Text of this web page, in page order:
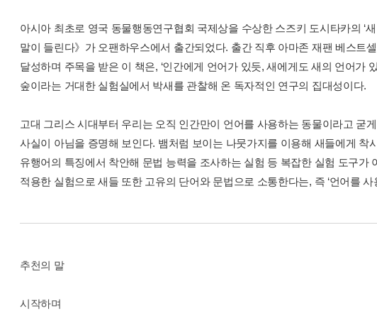
아시아 최초로 영국 동물행동연구협회 국제상을 수상한 스즈키 도시타카의 ‘
말이 들린다》가 오팬하우스에서 출간되었다. 출간 직후 아마존 재팬 베스트
달성하며 주목을 받은 이 책은, ‘인간에게 언어가 있듯, 새에게도 새의 언어가
숲이라는 거대한 실험실에서 박새를 관찰해 온 독자적인 연구의 집대성이다.
고대 그리스 시대부터 우리는 오직 인간만이 언어를 사용하는 동물이라고 굳
사실이 아님을 증명해 보인다. 뱀처럼 보이는 나뭇가지를 이용해 새들에게 착
유행어의 특징에서 착안해 문법 능력을 조사하는 실험 등 복잡한 실험 도구가
적용한 실험으로 새들 또한 고유의 단어와 문법으로 소통한다는, 즉 ‘언어를
추천의 말
시작하며